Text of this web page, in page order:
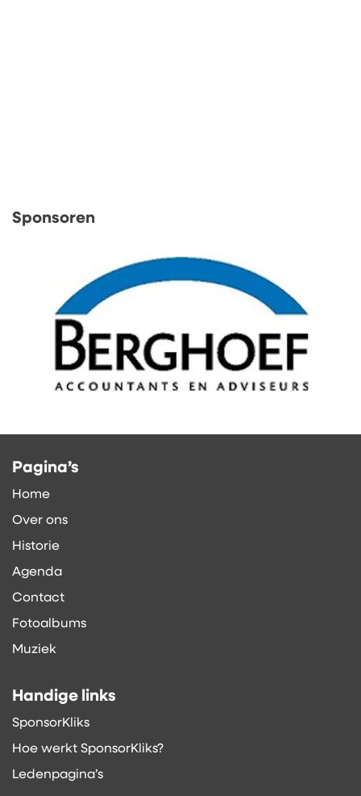
Sponsoren
Pagina’s
Home
Over ons
Historie
Agenda
Contact
Fotoalbums
Muziek
Handige links
SponsorKliks
Hoe werkt SponsorKliks?
Ledenpagina’s